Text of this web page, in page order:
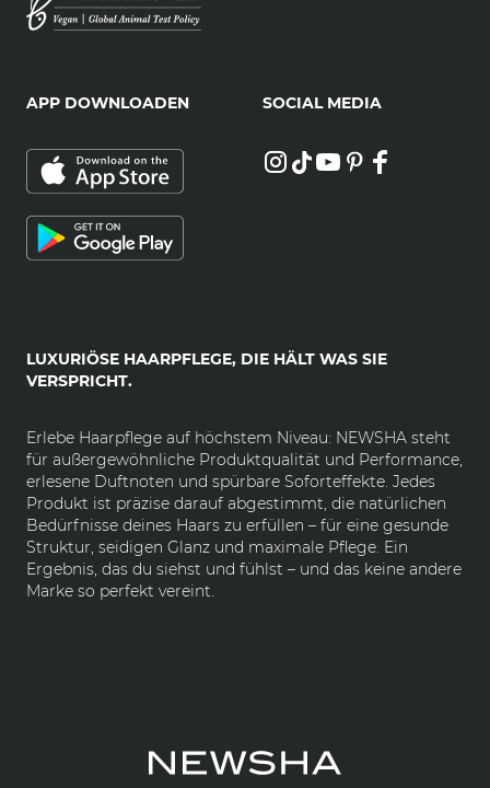
LUXURIÖSE HAARPFLEGE, DIE HÄLT WAS SIE
VERSPRICHT.
Erlebe Haarpflege auf höchstem Niveau: NEWSHA steht
für außergewöhnliche Produktqualität und Performance,
erlesene Duftnoten und spürbare Soforteffekte. Jedes
Produkt ist präzise darauf abgestimmt, die natürlichen
Bedürfnisse deines Haars zu erfüllen – für eine gesunde
Struktur, seidigen Glanz und maximale Pflege. Ein
Ergebnis, das du siehst und fühlst – und das keine andere
Marke so perfekt vereint.
APP DOWNLOADEN SOCIAL MEDIA